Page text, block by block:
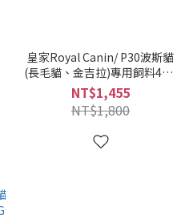
皇家Royal Canin/ P30波斯貓
(長毛貓、金吉拉)專用飼料4KG
(3182550704533)
NT$1,455
NT$1,800